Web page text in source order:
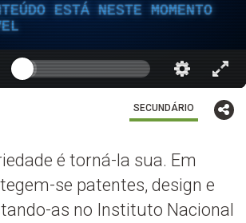
ESTÁ NESTE MOMENTO
SECUNDÁRIO
é torná-la sua. Em
se patentes, design e
as no Instituto Nacional